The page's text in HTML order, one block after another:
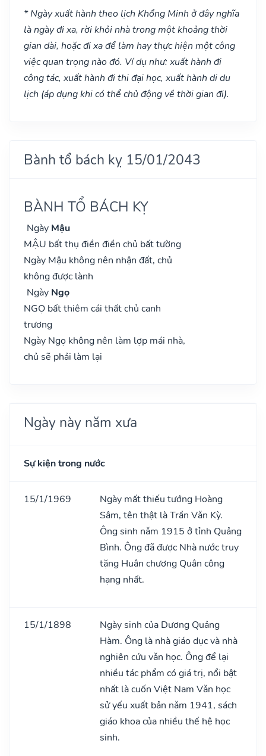
* Ngày xuất hành theo lịch Khổng Minh ở đây nghĩa
là ngày đi xa, rời khỏi nhà trong một khoảng thời
gian dài, hoặc đi xa để làm hay thực hiện một công
việc quan trọng nào đó. Ví dụ như: xuất hành đi
công tác, xuất hành đi thi đại học, xuất hành di du
lịch (áp dụng khi có thể chủ động về thời gian đi).
Bành tổ bách kỵ 15/01/2043
BÀNH TỔ BÁCH KỴ
Ngày Mậu
MẬU bất thụ điền điền chủ bất tường
Ngày Mậu không nên nhận đất, chủ
không được lành
Ngày Ngọ
NGỌ bất thiêm cái thất chủ canh
trương
Ngày Ngọ không nên làm lợp mái nhà,
chủ sẽ phải làm lại
Ngày này năm xưa
Sự kiện trong nước
15/1/1969
Ngày mất thiếu tướng Hoàng
Sâm, tên thật là Trần Vǎn Kỳ.
Ông sinh nǎm 1915 ở tỉnh Quảng
Bình. Ông đã được Nhà nước truy
tặng Huân chương Quân công
hạng nhất.
15/1/1898
Ngày sinh của Dương Quảng
Hàm. Ông là nhà giáo dục và nhà
nghiên cứu vǎn học. Ông để lại
nhiều tác phẩm có giá trị, nổi bật
nhất là cuốn Việt Nam Vǎn học
sử yếu xuất bản nǎm 1941, sách
giáo khoa của nhiều thế hệ học
sinh.